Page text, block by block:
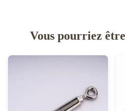
Vous pourriez